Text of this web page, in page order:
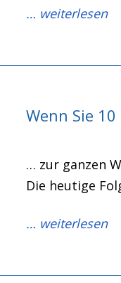
… weiterlesen
Wenn Sie
… zur ganzen
Die heutige
… weiterlesen